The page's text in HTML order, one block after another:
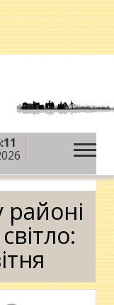
графік з 4